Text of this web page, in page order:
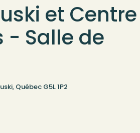
et Centre
- Salle de
Québec G5L 1P2